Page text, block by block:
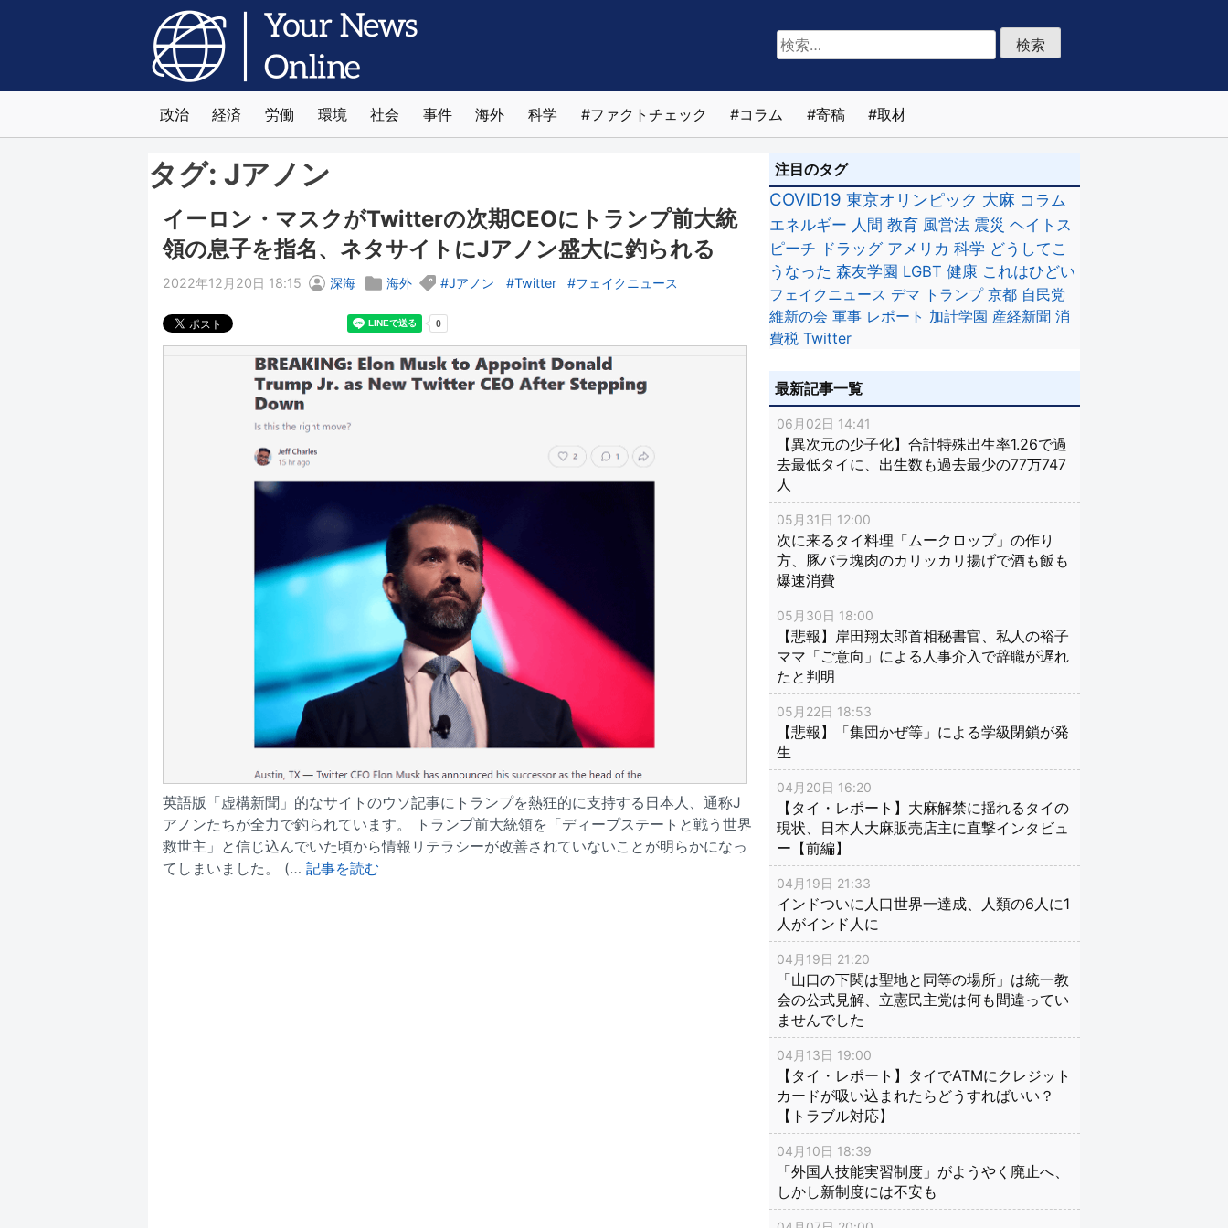
検
索:
政治 経済 労働 環境 社会 事件 海外 科学 ファクトチェック コラム 寄稿 取材
タグ: Jアノン
イーロン・マスクがTwitterの次期CEOにトランプ前大統
領の息子を指名、ネタサイトにJアノン盛大に釣られる
2022年12月20日 18:15 深海 海外 Jアノン Twitter フェイクニュース
英語版「虚構新聞」的なサイトのウソ記事にトランプを熱狂的に支持する日本人、通称J
アノンたちが全力で釣られています。 トランプ前大統領を「ディープステートと戦う世界
救世主」と信じ込んでいた頃から情報リテラシーが改善されていないことが明らかになっ
てしまいました。 (… 記事を読む
注目のタグ
COVID19 東京オリンピック 大麻 コラム
エネルギー 人間 教育 風営法 震災 ヘイトス
ピーチ ドラッグ アメリカ 科学 どうしてこ
うなった 森友学園 LGBT 健康 これはひどい
フェイクニュース デマ トランプ 京都 自民党
維新の会 軍事 レポート 加計学園 産経新聞 消
費税 Twitter
最新記事一覧
06月02日 14:41
【異次元の少子化】合計特殊出生率1.26で過
去最低タイに、出生数も過去最少の77万747
人
05月31日 12:00
次に来るタイ料理「ムークロップ」の作り
方、豚バラ塊肉のカリッカリ揚げで酒も飯も
爆速消費
05月30日 18:00
【悲報】岸田翔太郎首相秘書官、私人の裕子
ママ「ご意向」による人事介入で辞職が遅れ
たと判明
05月22日 18:53
【悲報】「集団かぜ等」による学級閉鎖が発
生
04月20日 16:20
【タイ・レポート】大麻解禁に揺れるタイの
現状、日本人大麻販売店主に直撃インタビュ
ー【前編】
04月19日 21:33
インドついに人口世界一達成、人類の6人に1
人がインド人に
04月19日 21:20
「山口の下関は聖地と同等の場所」は統一教
会の公式見解、立憲民主党は何も間違ってい
ませんでした
04月13日 19:00
【タイ・レポート】タイでATMにクレジット
カードが吸い込まれたらどうすればいい？
【トラブル対応】
04月10日 18:39
「外国人技能実習制度」がようやく廃止へ、
しかし新制度には不安も